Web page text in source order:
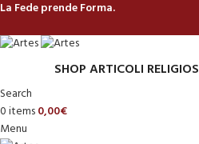
La Fede prende Forma.
SHOP ARTICOLI
Search
0items0,00€
Menu